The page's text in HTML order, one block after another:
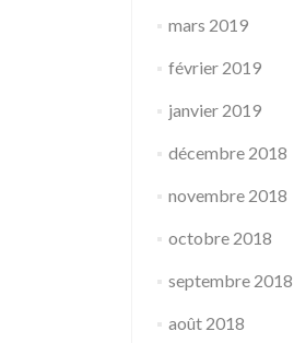
mars 2019
février 2019
janvier 2019
décembre 2018
novembre 2018
octobre 2018
septembre 2018
août 2018